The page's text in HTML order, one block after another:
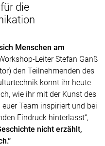
die
Menschen am
Leiter Stefan Ganß
den Teilnehmenden des
könnt ihr heute
wie ihr mit der Kunst des
Team inspiriert und bei
Eindruck hinterlasst“,
nicht erzählt,